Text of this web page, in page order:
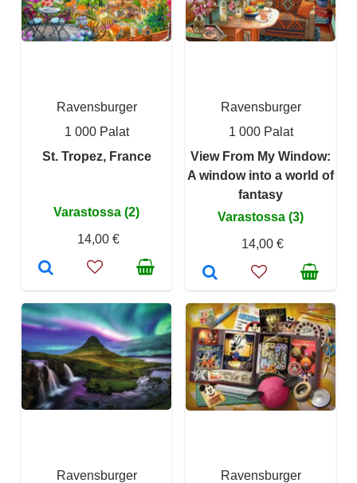
Ravensburger
1 000 Palat
St. Tropez, France
Varastossa (2)
14,00 €
Ravensburger
1 000 Palat
View From My Window:
A window into a world of
fantasy
Varastossa (3)
14,00 €
Ravensburger
Ravensburger